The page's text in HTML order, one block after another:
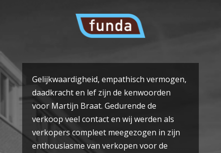
Gelijkwaardigheid, empathisch vermogen,
daadkracht en lef zijn de kenwoorden
voor Martijn Braat. Gedurende de
verkoop veel contact en wij werden als
verkopers compleet meegezogen in zijn
enthousiasme van verkopen voor de